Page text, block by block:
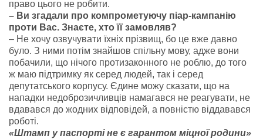
право цього не робити.
– Ви згадали про компрометуючу піар-кампанію
проти Вас. Знаєте, хто її замовляв?
– Не хочу озвучувати їхніх прізвищ, бо це вже давно
було. З ними потім знайшов спільну мову, адже вони
побачили, що нічого протизаконного не роблю, до того
ж маю підтримку як серед людей, так і серед
депутатського корпусу. Єдине можу сказати, що на
нападки недоброзичливців намагався не реагувати, не
вдавався до жодних відповідей, а повністю віддавався
роботі.
«Штамп у паспорті не є гарантом міцної родини»